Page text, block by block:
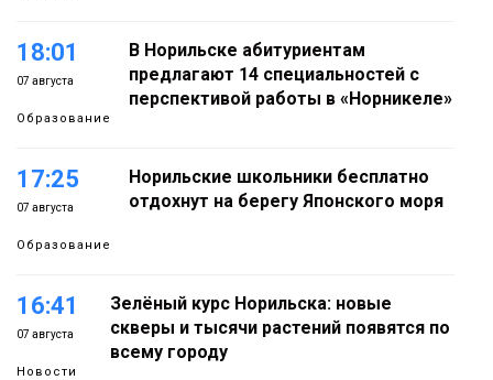
18:01
07 августа
Образование
В Норильске абитуриентам
предлагают 14 специальностей с
перспективой работы в «Норникеле»
17:25
07 августа
Образование
Норильские школьники бесплатно
отдохнут на берегу Японского моря
16:41
07 августа
Новости
Зелёный курс Норильска: новые
скверы и тысячи растений появятся по
всему городу